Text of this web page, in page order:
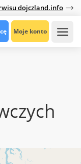
dojczland.info
Moje konto